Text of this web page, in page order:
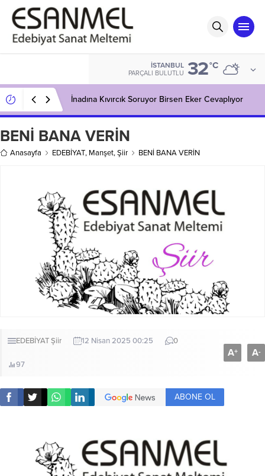
İSTANBUL
PARÇALI BULUTLU 32°C
İnadına Kıvırcık Soruyor Birsen Eker Cevaplıyor
BENİ BANA VERİN
Anasayfa EDEBİYAT, Manşet,Şiir BENİ BANA VERİN
EDEBİYATŞiir 12 Nisan 2025 00:25 0
97
A+ A-
ABONE OL